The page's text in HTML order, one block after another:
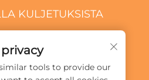
KULJETUKSISTA
tools to provide our